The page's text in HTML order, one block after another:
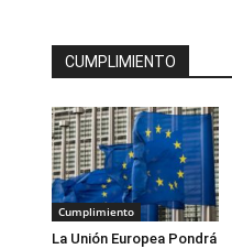
CUMPLIMIENTO
Cumplimiento
La Unión Europea Pondrá